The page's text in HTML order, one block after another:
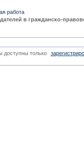
работа
в гражданско-
доступны только